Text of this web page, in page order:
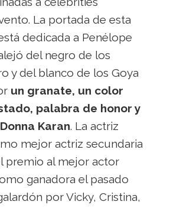
La portada de esta
dedicada a Penélope
del negro de los
y del blanco de los Goya
un granate, un color
palabra de honor y
Karan. La actriz
mejor actriz secundaria
premio al mejor actor
ganadora el pasado
por Vicky, Cristina,